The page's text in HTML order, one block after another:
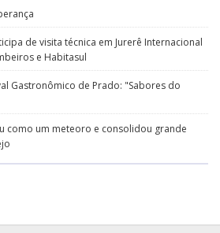
de visita técnica em Jurerê Internacional
e Habitasul
Gastronômico de Prado: "Sabores do
como um meteoro e consolidou grande